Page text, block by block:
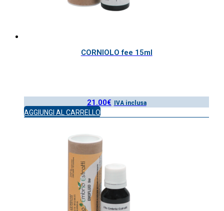
CORNIOLO fee 15ml
21.00€ IVA inclusa
AGGIUNGI AL CARRELLO